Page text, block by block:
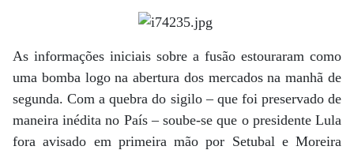
As informações iniciais sobre a fusão estouraram como
uma bomba logo na abertura dos mercados na manhã de
segunda. Com a quebra do sigilo – que foi preservado de
maneira inédita no País – soube-se que o presidente Lula
fora avisado em primeira mão por Setubal e Moreira